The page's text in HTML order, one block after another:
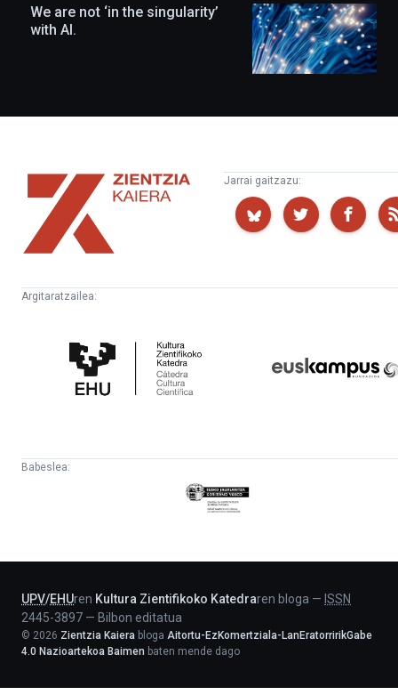
We are not ‘in the singularity’
with AI.
Zientzia
Kaiera
Jarrai gaitzazu:
Argitaratzailea:
Zientifikoko
Katedra
Babeslea:
Eusko
Jaurlaritza
UPV/EHUren Kultura Zientifikoko Katedraren bloga — ISSN
2445-3897 — Bilbon editatua
© 2026 Zientzia Kaiera bloga Aitortu-EzKomertziala-LanEratorririkGabe
4.0 Nazioartekoa Baimen baten mende dago